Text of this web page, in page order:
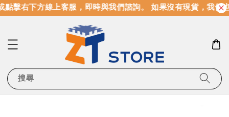
擊右下方線上客服，即時與我們諮詢。 如果沒有現貨，我們
搜尋